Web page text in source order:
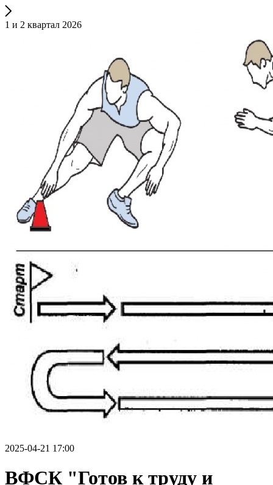
1 и 2 квартал 2026
2025-04-21 17:00
ВФСК "Готов к труду и